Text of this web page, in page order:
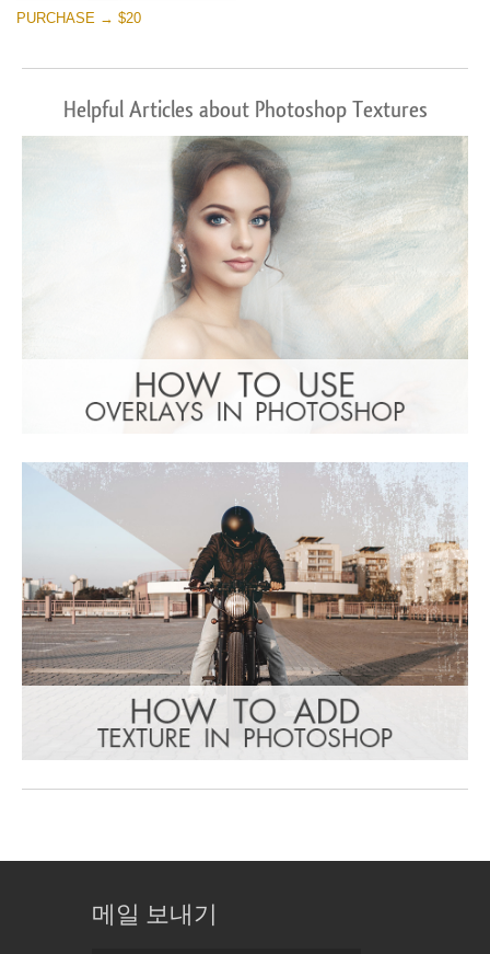
PURCHASE → $20
Helpful Articles about Photoshop Textures
메일 보내기